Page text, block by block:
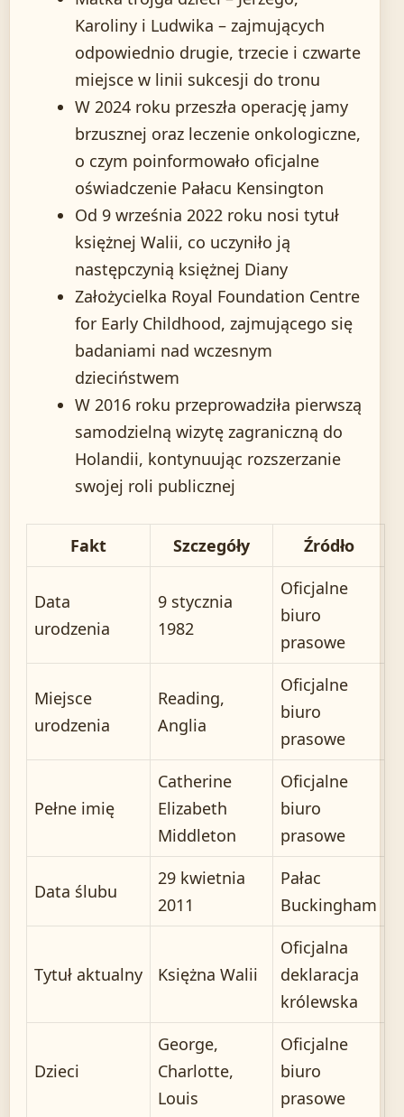
Karoliny i Ludwika – zajmujących
odpowiednio drugie, trzecie i czwarte
miejsce w linii sukcesji do tronu
W 2024 roku przeszła operację jamy
brzusznej oraz leczenie onkologiczne,
o czym poinformowało oficjalne
oświadczenie Pałacu Kensington
Od 9 września 2022 roku nosi tytuł
księżnej Walii, co uczyniło ją
następczynią księżnej Diany
Założycielka Royal Foundation Centre
for Early Childhood, zajmującego się
badaniami nad wczesnym
dzieciństwem
W 2016 roku przeprowadziła pierwszą
samodzielną wizytę zagraniczną do
Holandii, kontynuując rozszerzanie
swojej roli publicznej
Fakt Szczegóły Źródło
Data
urodzenia
9 stycznia
1982
Oficjalne
biuro
prasowe
Miejsce
urodzenia
Reading,
Anglia
Oficjalne
biuro
prasowe
Pełne imię
Catherine
Elizabeth
Middleton
Oficjalne
biuro
prasowe
Data ślubu
29 kwietnia
2011
Pałac
Buckingham
Tytuł aktualny Księżna Walii
Oficjalna
deklaracja
królewska
Dzieci
George,
Charlotte,
Louis
Oficjalne
biuro
prasowe